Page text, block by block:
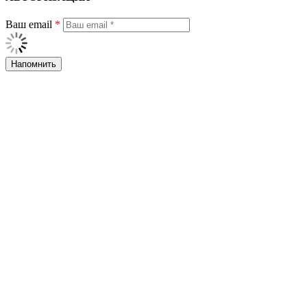
Ваш email *
Напомнить